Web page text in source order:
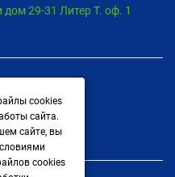
29-31 Литер Т. оф. 1
cookies
сайта.
сайте, вы
cookies